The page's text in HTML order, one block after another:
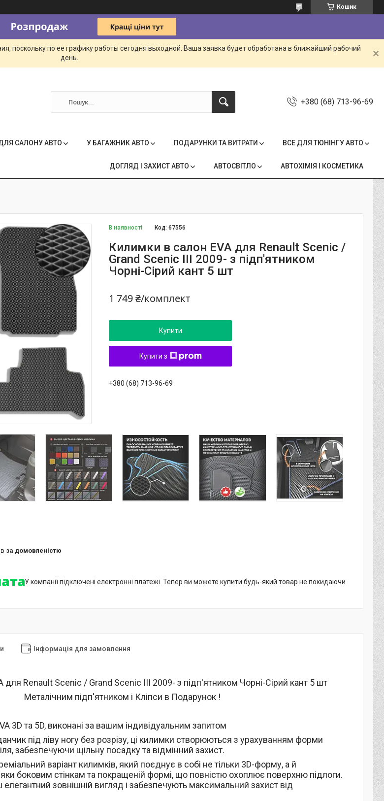
Кошик
поскольку по ее графику работы сегодня выходной. Ваша заявка будет обработана в ближайший рабочий
день.
+380 (68) 713-96-69
САЛОНУ АВТО У БАГАЖНИК АВТО ПОДАРУНКИ ТА ВИТРАТИ ВСЕ ДЛЯ ТЮНІНГУ АВТО
ДОГЛЯД І ЗАХИСТ АВТО АВТОСВІТЛО АВТОХІМІЯ І КОСМЕТИКА
В наявності Код:67556
Килимки в салон EVA для Renault Scenic /
Grand Scenic III 2009- з підп'ятником
Чорні-Сірий кант 5 шт
1 749 ₴/комплект
Купити
Купити з
+380 (68) 713-96-69
за домовленістю
У компанії підключені електронні платежі. Тепер ви можете купити будь-який товар не покидаючи
Інформація для замовлення
для Renault Scenic / Grand Scenic III 2009- з підп'ятником Чорні-Сірий кант 5 шт
Металічним підп'ятником і Кліпси в Подарунок !
3D та 5D, виконані за вашим індивідуальним запитом
під ліву ногу без розрізу, ці килимки створюються з урахуванням форми
забезпечуючи щільну посадку та відмінний захист.
варіант килимків, який поєднує в собі не тільки 3D-форму, а й
боковим стінкам та покращеній формі, що повністю охоплює поверхню підлоги.
зовнішній вигляд і забезпечують максимальний захист від